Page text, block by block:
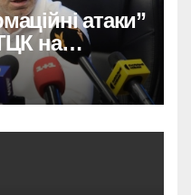
атаки”
на